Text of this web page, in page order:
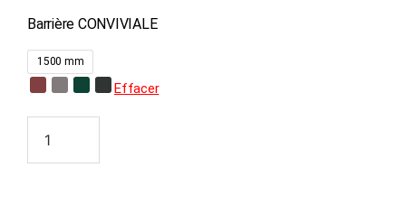
Barrière CONVIVIALE
1500 mm
Effacer